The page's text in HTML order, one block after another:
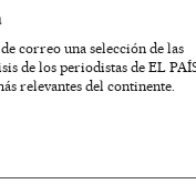
correo una selección de las
de los periodistas de EL
relevantes del continente.